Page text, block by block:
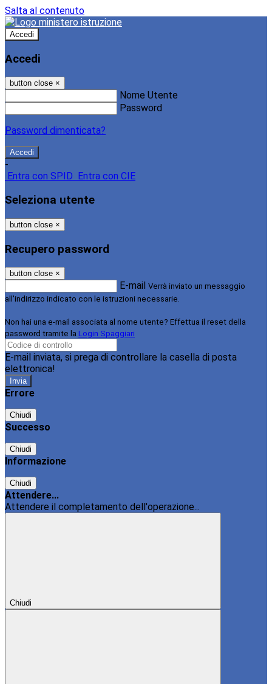
Salta al contenuto
Accedi
Accedi
button close ×
Nome Utente
Password
Password dimenticata?
-
Entra con SPID
Entra con CIE
Seleziona utente
button close ×
Recupero password
button close ×
E-mail Verrà inviato un messaggio
all'indirizzo indicato con le istruzioni necessarie.
Non hai una e-mail associata al nome utente? Effettua il reset della
password tramite la Login Spaggiari
E-mail inviata, si prega di controllare la casella di posta
elettronica!
Errore
Chiudi
Successo
Chiudi
Informazione
Chiudi
Attendere...
Attendere il completamento dell'operazione...
Chiudi